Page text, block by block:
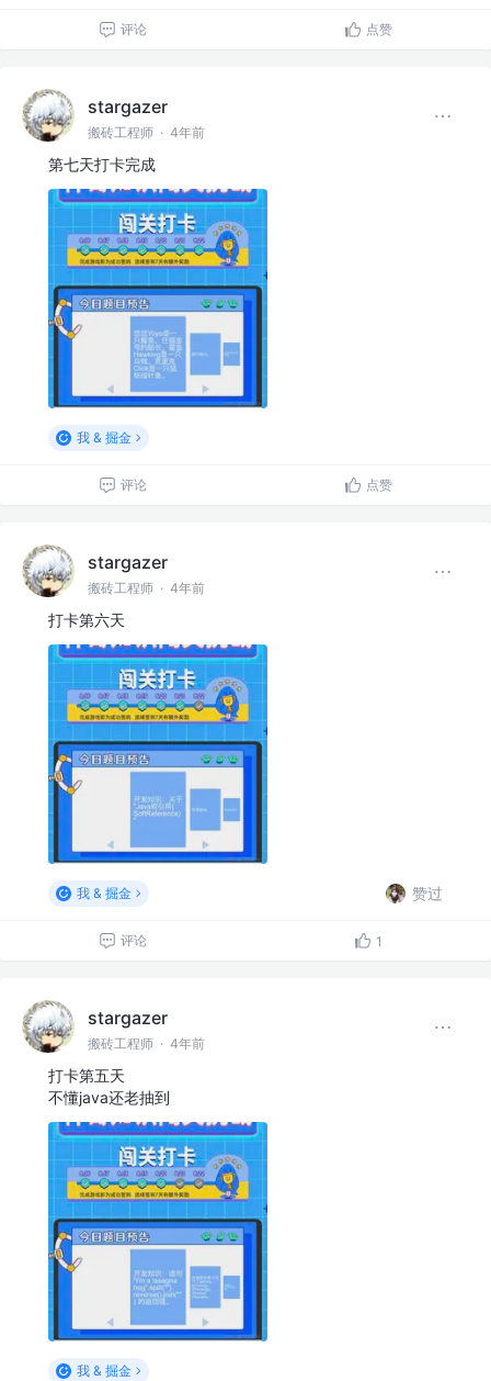
评论 点赞
stargazer
搬砖工程师 · 4年前
第七天打卡完成
我 & 掘金
评论 点赞
stargazer
搬砖工程师 · 4年前
打卡第六天
我 & 掘金 赞过
评论 1
stargazer
搬砖工程师 · 4年前
打卡第五天
不懂java还老抽到
我 & 掘金